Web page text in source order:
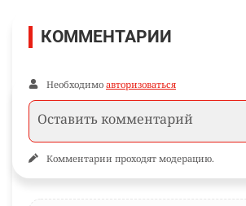
КОММЕНТАРИИ
Необходимо авторизоваться
Комментарии проходят модерацию.